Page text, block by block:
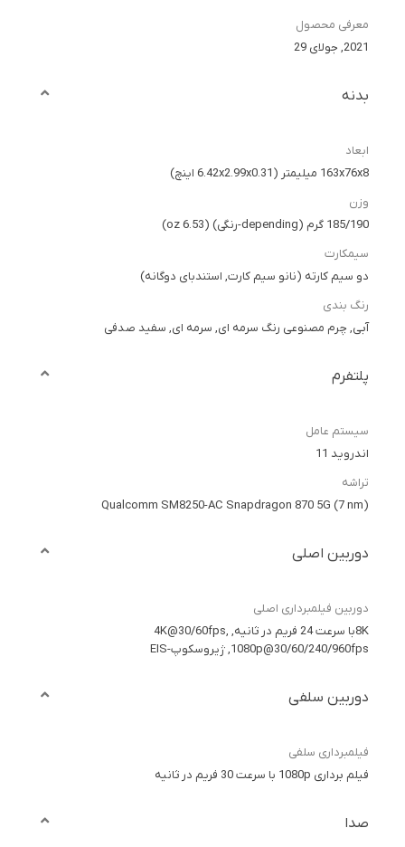
معرفی محصول
2021, جولای 29
بدنه
ابعاد
163x76x8 میلیمتر (6.42x2.99x0.31 اینچ)
وزن
185/190 گرم (depending-رنگی) (6.53 oz)
سیمکارت
دو سیم کارته (نانو سیم کارت, استندبای دوگانه)
رنگ بندی
آبی, چرم مصنوعی رنگ سرمه ای, سرمه ای, سفید صدفی
پلتفرم
سیستم عامل
اندروید 11
تراشه
Qualcomm SM8250-AC Snapdragon 870 5G (7 nm)
دوربین اصلی
دوربین فیلمبرداری اصلی
8Kبا سرعت 24 فریم در ثانیه, 4K@30/60fps,
1080p@30/60/240/960fps, ژیروسکوپ-EIS
دوربین سلفی
فیلمبرداری سلفی
فیلم برداری 1080p با سرعت 30 فریم در ثانیه
صدا